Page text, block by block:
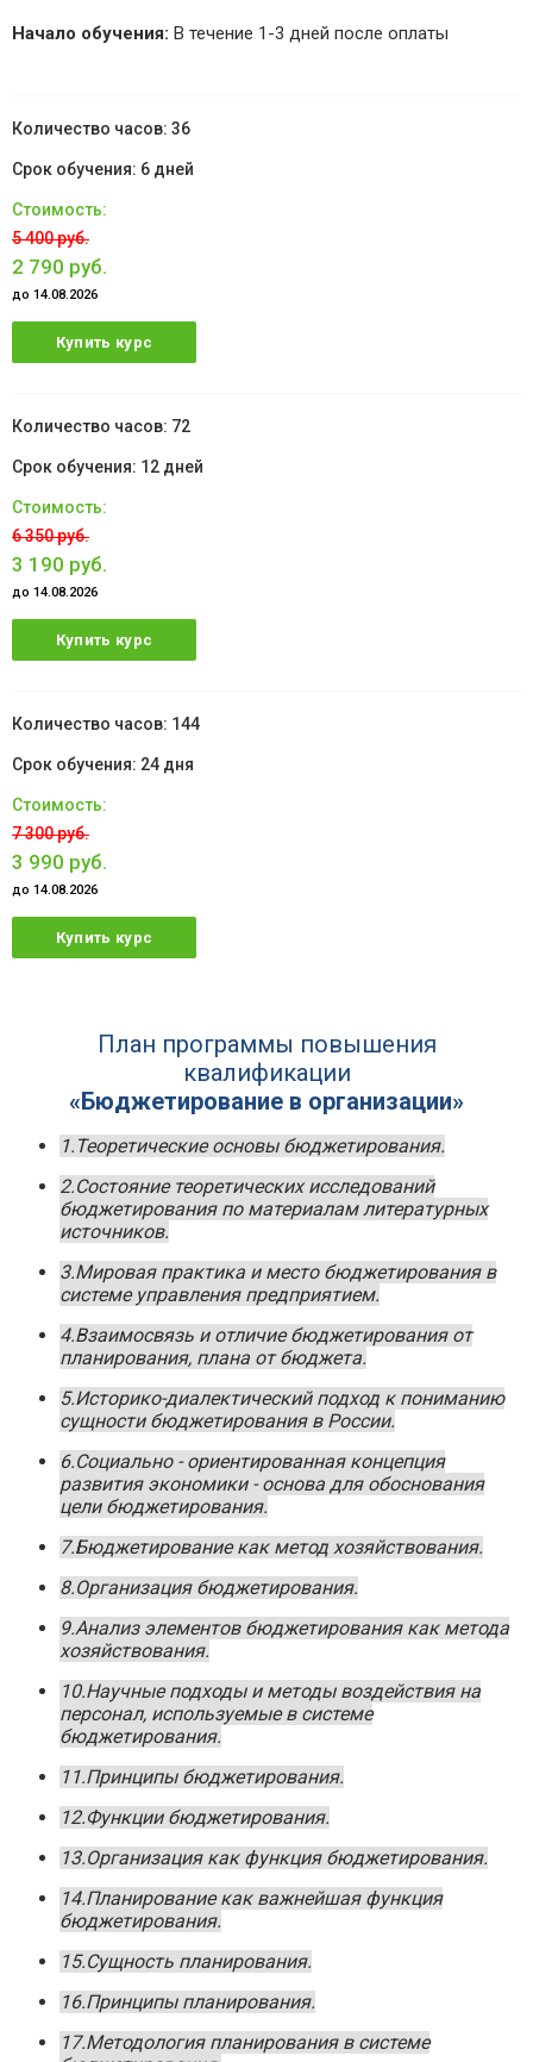
Начало обучения: В течение 1-3 дней после оплаты
36
6 дней
5 400 руб.
2 790 руб.
до 14.08.2026
Купить курс
72
12 дней
6 350 руб.
3 190 руб.
до 14.08.2026
Купить курс
144
24 дня
7 300 руб.
3 990 руб.
до 14.08.2026
Купить курс
План программы повышения
квалификации
«Бюджетирование в организации»
1.Теоретические основы бюджетирования.
2.Состояние теоретических исследований
бюджетирования по материалам литературных
источников.
3.Мировая практика и место бюджетирования в
системе управления предприятием.
4.Взаимосвязь и отличие бюджетирования от
планирования, плана от бюджета.
5.Историко-диалектический подход к пониманию
сущности бюджетирования в России.
6.Социально - ориентированная концепция
развития экономики - основа для обоснования
цели бюджетирования.
7.Бюджетирование как метод хозяйствования.
8.Организация бюджетирования.
9.Анализ элементов бюджетирования как метода
хозяйствования.
10.Научные подходы и методы воздействия на
персонал, используемые в системе
бюджетирования.
11.Принципы бюджетирования.
12.Функции бюджетирования.
13.Организация как функция бюджетирования.
14.Планирование как важнейшая функция
бюджетирования.
15.Сущность планирования.
16.Принципы планирования.
17.Методология планирования в системе